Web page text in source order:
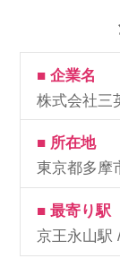
■ 企業名
株式会社三
■ 所在地
東京都多摩
■ 最寄り駅
京王永山駅